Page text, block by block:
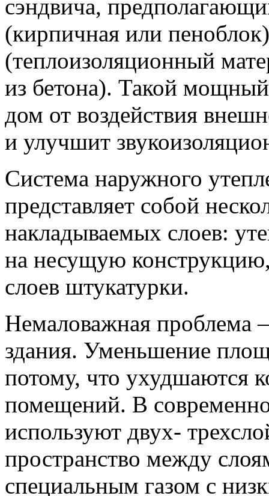
сэндвича,
(кирпичная или
(теплоизоляционный
из бетона). Такой
дом от воздействия
и улучшит
Система наружного
представляет собой
накладываемых слоев:
на несущую конструкцию,
слоев штукатурки.
Немаловажная проблема
здания. Уменьшение
потому, что ухудшаются
помещений. В
используют двух-
пространство между
специальным газом с